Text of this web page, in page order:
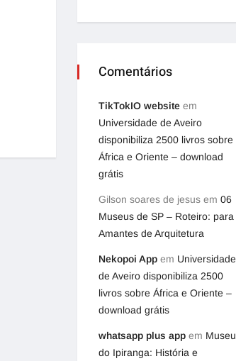
Comentários
TikTokIO website em
Universidade de Aveiro
disponibiliza 2500 livros sobre
África e Oriente – download
grátis
Gilson soares de jesus em 06
Museus de SP – Roteiro: para
Amantes de Arquitetura
Nekopoi App em Universidade
de Aveiro disponibiliza 2500
livros sobre África e Oriente –
download grátis
whatsapp plus app em Museu
do Ipiranga: História e